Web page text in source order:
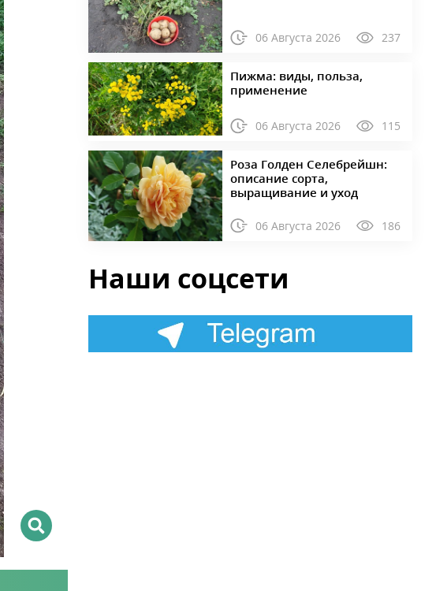
06 Августа 2026 237
Пижма: виды, польза,
применение
06 Августа 2026 115
Роза Голден Селебрейшн:
описание сорта,
выращивание и уход
06 Августа 2026 186
Наши соцсети